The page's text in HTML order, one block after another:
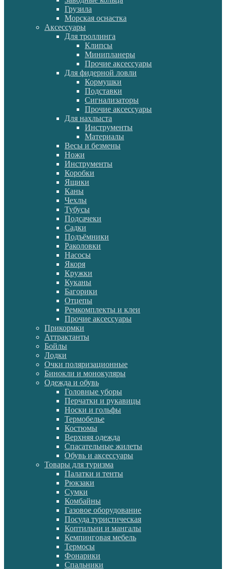
Грузила
Морская оснастка
Аксессуары
Для троллинга
Клипсы
Минипланеры
Прочие аксессуары
Для фидерной ловли
Кормушки
Подставки
Сигнализаторы
Прочие аксессуары
Для нахлыста
Инструменты
Материалы
Весы и безмены
Ножи
Инструменты
Коробки
Ящики
Каны
Чехлы
Тубусы
Подсачеки
Садки
Подъёмники
Раколовки
Насосы
Якоря
Кружки
Куканы
Багорики
Отцепы
Ремкомплекты и клеи
Прочие аксессуары
Прикормки
Аттрактанты
Бойлы
Лодки
Очки поляризационные
Бинокли и монокуляры
Одежда и обувь
Головные уборы
Перчатки и рукавицы
Носки и гольфы
Термобелье
Костюмы
Верхняя одежда
Спасательные жилеты
Обувь и аксессуары
Товары для туризма
Палатки и тенты
Рюкзаки
Сумки
Комбайны
Газовое оборудование
Посуда туристическая
Коптильни и мангалы
Кемпинговая мебель
Термосы
Фонарики
Спальники